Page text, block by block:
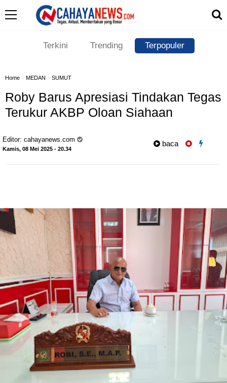
Terkini Trending Terpopuler
Home » MEDAN » SUMUT
Roby Barus Apresiasi Tindakan Tegas
Terukur AKBP Oloan Siahaan
Editor: cahayanews.com
Kamis, 08 Mei 2025 - 20.34
baca